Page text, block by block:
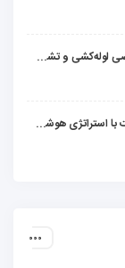
لوله بازکنی قزوین، تخلیه چاه و خدمات تخصصی لوله‌کشی و تشخیص ترکیدگی
آیا پیجهای اینستاگرام درآمد دارند؟ راز موفقیت با استراتژی هوشمندانه